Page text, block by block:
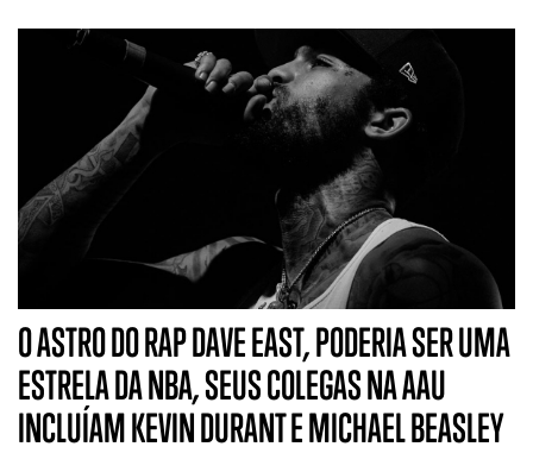
O ASTRO DO RAP DAVE EAST, PODERIA SER UMA
ESTRELA DA NBA, SEUS COLEGAS NA AAU
INCLUÍAM KEVIN DURANT E MICHAEL BEASLEY